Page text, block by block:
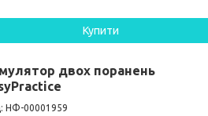
Купити
двох поранень
НФ-00001959